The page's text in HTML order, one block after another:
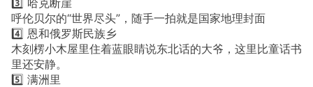
呼伦贝尔的“世界尽头”，随手一拍就是国家地理封面
4️⃣ 恩和俄罗斯民族乡
木刻楞小木屋里住着蓝眼睛说东北话的大爷，这里比童话书
里还安静。
5️⃣ 满洲里